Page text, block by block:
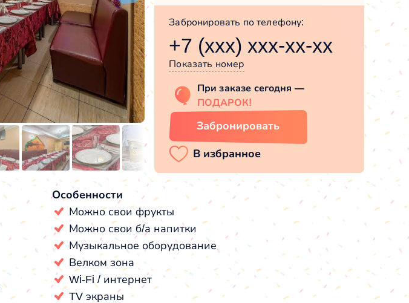
Забронировать по телефону:
+7 (xxx) xxx-xx-xx
Показать номер
При заказе сегодня —
ПОДАРОК!
Забронировать
Особенности
Можно свои фрукты
Можно свои б/а напитки
Музыкальное оборудование
Велком зона
Wi-Fi / интернет
TV экраны